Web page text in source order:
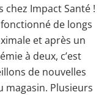
chez Impact Santé !
de longs
et après un
à deux, c’est
de nouvelles
magasin. Plusieurs